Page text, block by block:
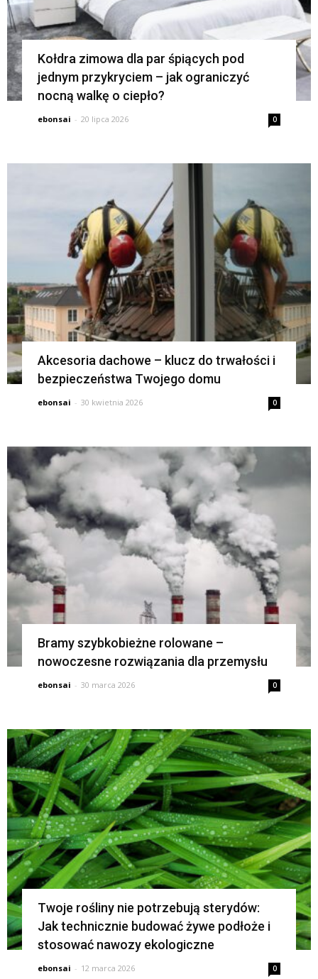
Kołdra zimowa dla par śpiących pod
jednym przykryciem – jak ograniczyć
nocną walkę o ciepło?
ebonsai - 20 lipca 2026 0
Akcesoria dachowe – klucz do trwałości i
bezpieczeństwa Twojego domu
ebonsai - 30 kwietnia 2026 0
Bramy szybkobieżne rolowane –
nowoczesne rozwiązania dla przemysłu
ebonsai - 30 marca 2026 0
Twoje rośliny nie potrzebują sterydów:
Jak technicznie budować żywe podłoże i
stosować nawozy ekologiczne
ebonsai - 12 marca 2026 0